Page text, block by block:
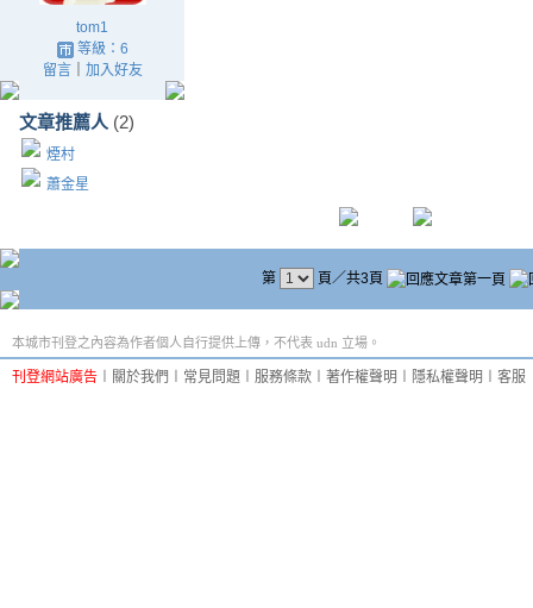
tom1
等級：6
留言｜ 加入好友
文章推薦人 (2)
煙村
蕭金星
第 頁／共3頁
本城市刊登之內容為作者個人自行提供上傳，不代表 udn 立場。
刊登網站廣告 關於我們 常見問題 服務條款 著作權聲明 隱私權聲明 客服